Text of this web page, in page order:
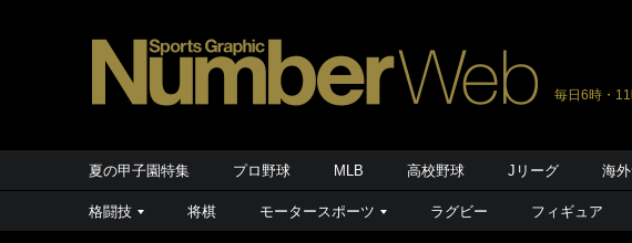
毎日6時・
夏の甲子園特集 プロ野球 MLB 高校野球 Jリーグ 海
格闘技 将棋 モータースポーツ ラグビー フィギュア